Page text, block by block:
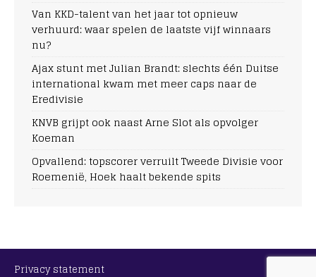
Van KKD-talent van het jaar tot opnieuw
verhuurd: waar spelen de laatste vijf winnaars
nu?
Ajax stunt met Julian Brandt: slechts één Duitse
international kwam met meer caps naar de
Eredivisie
KNVB grijpt ook naast Arne Slot als opvolger
Koeman
Opvallend: topscorer verruilt Tweede Divisie voor
Roemenië, Hoek haalt bekende spits
Privacy statement